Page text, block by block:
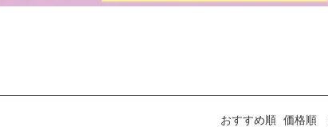
おすすめ順 価格順